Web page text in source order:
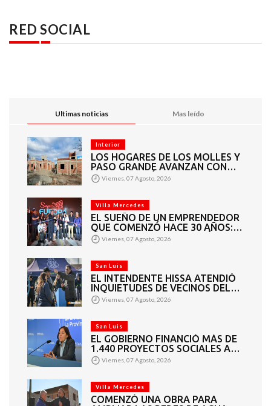
RED SOCIAL
Ultimas noticias Mas leído
Interior
LOS HOGARES DE LOS MOLLES Y
PASO GRANDE AVANZAN CON
MAMPOSTERÍA E
INSTALACIONES
Viernes, 07 Agosto, 2026
Villa Mercedes
EL SUEÑO DE UN EMPRENDEDOR
QUE COMENZÓ HACE 30 AÑOS:
SUPER EUROPA INAUGURÓ SU
CUARTA SUCURSAL EN VILLA
Viernes, 07 Agosto, 2026
San Luis
EL INTENDENTE HISSA ATENDIÓ
INQUIETUDES DE VECINOS DEL
BARRIO AMPPARE
Viernes, 07 Agosto, 2026
San Luis
EL GOBIERNO FINANCIÓ MÁS DE
1.440 PROYECTOS SOCIALES A
2.200 ENTIDADES DE TODA LA
PROVINCIA
Viernes, 07 Agosto, 2026
Villa Mercedes
COMENZÓ UNA OBRA PARA